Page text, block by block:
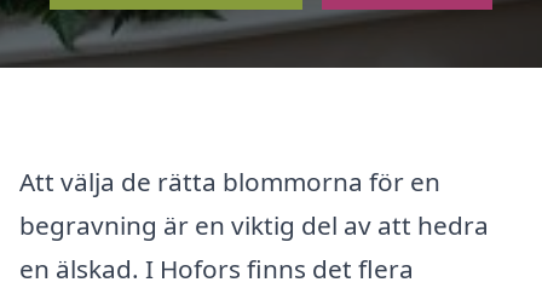
Att välja de rätta blommorna för en
begravning är en viktig del av att hedra
en älskad. I Hofors finns det flera